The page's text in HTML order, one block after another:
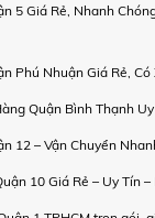
5 Giá Rẻ, Nhanh
Phú Nhuận Giá Rẻ,
Quận Bình Thạnh
12 – Vận Chuyển
10 Giá Rẻ – Uy Tín